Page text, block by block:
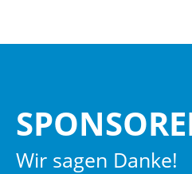
Wir sagen Danke!